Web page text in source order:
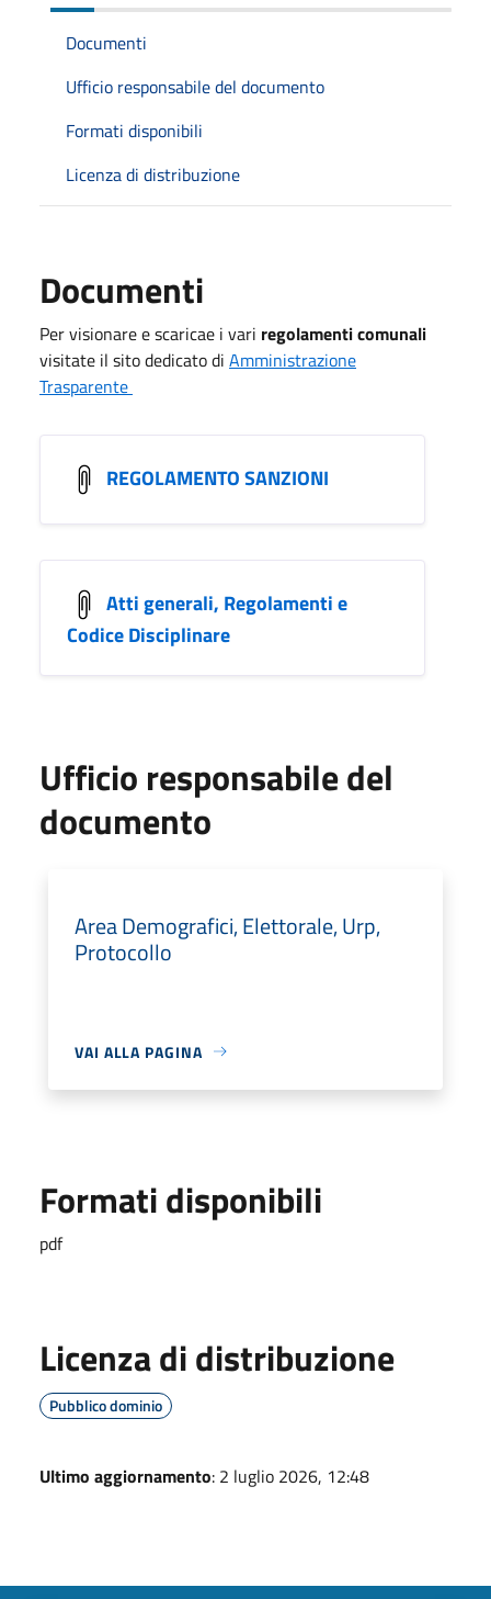
Documenti
Ufficio responsabile del documento
Formati disponibili
Licenza di distribuzione
Documenti
Per visionare e scaricae i vari regolamenti comunali
visitate il sito dedicato di Amministrazione
Trasparente
REGOLAMENTO SANZIONI
Atti generali, Regolamenti e
Codice Disciplinare
Ufficio responsabile del
documento
Area Demografici, Elettorale, Urp,
Protocollo
VAI ALLA PAGINA
Formati disponibili
pdf
Licenza di distribuzione
Pubblico dominio
Ultimo aggiornamento: 2 luglio 2026, 12:48